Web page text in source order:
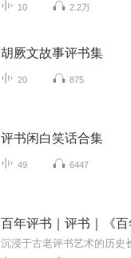
10 2.2万
胡厥文故事评书集
20 875
评书闲白笑话合集
49 6447
百年评书｜评书｜《